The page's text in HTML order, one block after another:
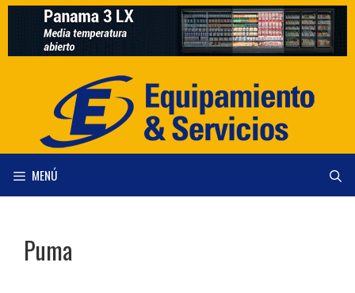
Saltar
contenido
MENÚ
Puma